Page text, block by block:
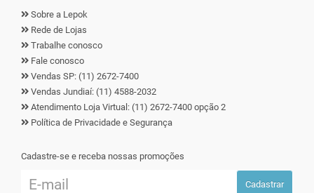
Sobre a Lepok
Rede de Lojas
Trabalhe conosco
Fale conosco
Vendas SP: (11) 2672-7400
Vendas Jundiaí: (11) 4588-2032
Atendimento Loja Virtual: (11) 2672-7400 opção 2
Política de Privacidade e Segurança
Cadastre-se e receba nossas promoções
Cadastrar